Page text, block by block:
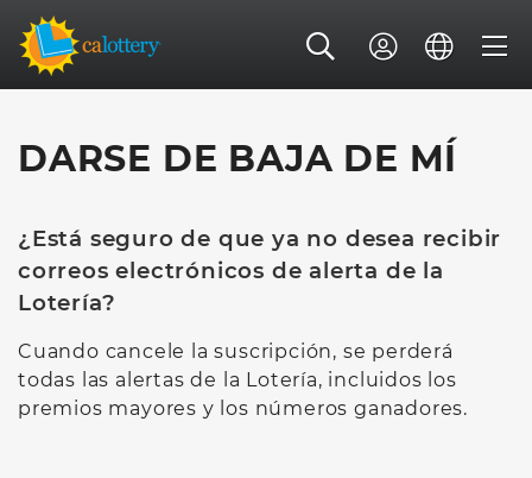
DARSE DE BAJA DE MÍ
¿Está seguro de que ya no desea recibir
correos electrónicos de alerta de la
Lotería?
Cuando cancele la suscripción, se perderá
todas las alertas de la Lotería, incluidos los
premios mayores y los números ganadores.